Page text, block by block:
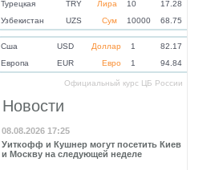
Турецкая
TRY Лира 10
17.28
Узбекистан
UZS Сум 10000 68.75
Cша USD Доллар 1
82.17
Eвропа
EUR Евро 1 94.84
Официальный курс ЦБ России
Новости
08.08.2026 17:25
Уиткофф и Кушнер могут посетить Киев
и Москву на следующей неделе